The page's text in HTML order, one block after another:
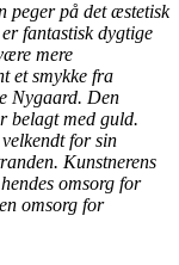
peger på det æstetisk
fantastisk dygtige
mere
et smykke fra
Nygaard. Den
belagt med guld.
for sin
Kunstnerens
omsorg for
omsorg for